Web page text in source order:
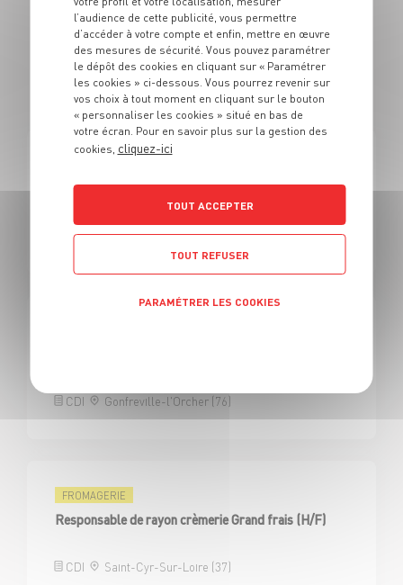
7 OFFRES
EN RESPONSABLE DE RAYON
CRÉMERIE
Responsable de rayon crèmerie Grand frais (H/F)
CDI Groslay (95)
CDI Gonfreville-l'Orcher (76)
FROMAGERIE
Responsable de rayon crèmerie Grand frais (H/F)
CDI Saint-Cyr-Sur-Loire (37)
l’audience de cette publicité, vous permettre
d’accéder à votre compte et enfin, mettre en œuvre
des mesures de sécurité. Vous pouvez paramétrer
le dépôt des cookies en cliquant sur « Paramétrer
les cookies » ci-dessous. Vous pourrez revenir sur
vos choix à tout moment en cliquant sur le bouton
« personnaliser les cookies » situé en bas de
votre écran. Pour en savoir plus sur la gestion des
cookies, cliquez-ici
TOUT ACCEPTER
TOUT REFUSER
PARAMÉTRER LES COOKIES